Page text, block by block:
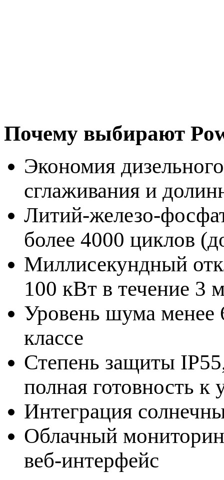
Почему выбирают
Экономия
сглаживания и
Литий-железо-
более 4000 циклов
Миллисекундный
100 кВт в течение 3
Уровень шума
классе
Степень защиты
полная готовность к
Интеграция
Облачный
веб-интерфейс